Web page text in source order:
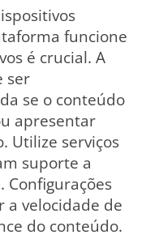
funcione
é crucial. A
ser
se o conteúdo
apresentar
Utilize serviços
suporte a
velocidade de
do conteúdo.